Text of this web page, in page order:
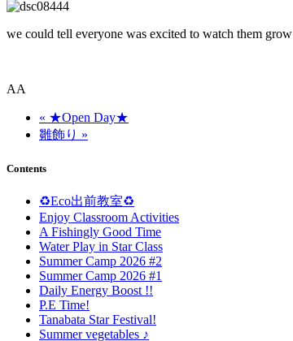
we could tell everyone was excited to watch them grow
AA
« ★Open Day★
雛飾り »
Contents
♻️Eco出前教室♻️
Enjoy Classroom Activities
A Fishingly Good Time
Water Play in Star Class
Summer Camp 2026 #2
Summer Camp 2026 #1
Daily Energy Boost !!
P.E Time!
Tanabata Star Festival!
Summer vegetables ♪